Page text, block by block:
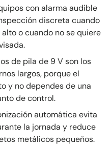
con alarma audible
discreta cuando
o cuando no se quiere
de pila de 9 V son los
largos, porque el
y no dependes de una
de control.
automática evita
la jornada y reduce
metálicos pequeños.